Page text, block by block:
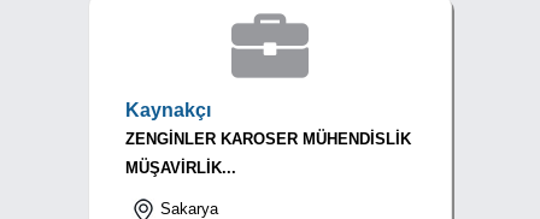
Kaynakçı
ZENGİNLER KAROSER MÜHENDİSLİK
MÜŞAVİRLİK...
Sakarya